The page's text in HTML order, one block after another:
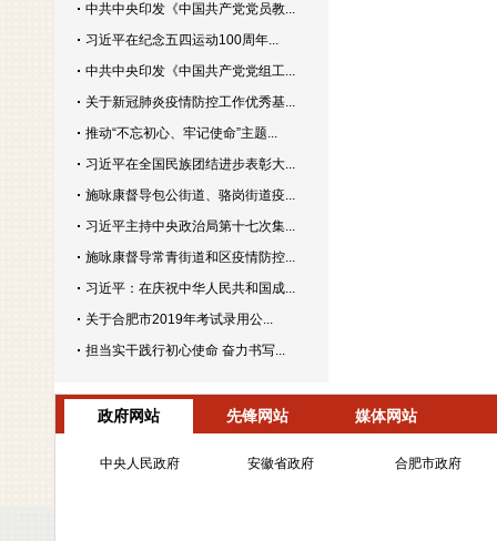
中共中央印发《中国共产党党员教...
习近平在纪念五四运动100周年...
中共中央印发《中国共产党党组工...
关于新冠肺炎疫情防控工作优秀基...
推动“不忘初心、牢记使命”主题...
习近平在全国民族团结进步表彰大...
施咏康督导包公街道、骆岗街道疫...
习近平主持中央政治局第十七次集...
施咏康督导常青街道和区疫情防控...
习近平：在庆祝中华人民共和国成...
关于合肥市2019年考试录用公...
担当实干践行初心使命 奋力书写...
政府网站 先锋网站 媒体网站
中央人民政府 安徽省政府 合肥市政府